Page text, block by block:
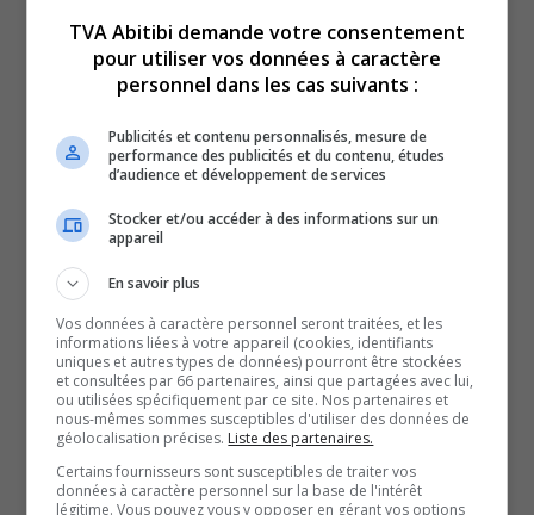
mois du bébé, la Maison de
la famille de Rouyn-Noranda
est là pour accompagner
les familles à chacun
de leurs premiers pas.
Vendredi dernier marquait l’inauguration de leurs tout
nouveaux locaux qui viennent bonifier les possibilités de
l’organisme, explique Karine Lavallée, la directrice
générale de la Maison de la famille de Rouyn-Noranda.
La Maison de la famille voit grand et espère que leurs
nouvelles fonctions attireront un soutien du
TVA Abitibi demande votre consentement
pour utiliser vos données à caractère
personnel dans les cas suivants :
Publicités et contenu personnalisés, mesure de
performance des publicités et du contenu, études
d’audience et développement de services
Stocker et/ou accéder à des informations sur un
appareil
En savoir plus
Vos données à caractère personnel seront traitées, et les
informations liées à votre appareil (cookies, identifiants
uniques et autres types de données) pourront être stockées
et consultées par 66 partenaires, ainsi que partagées avec lui,
ou utilisées spécifiquement par ce site. Nos partenaires et
nous-mêmes sommes susceptibles d'utiliser des données de
géolocalisation précises. Liste des partenaires.
Certains fournisseurs sont susceptibles de traiter vos
données à caractère personnel sur la base de l'intérêt
légitime. Vous pouvez vous y opposer en gérant vos options